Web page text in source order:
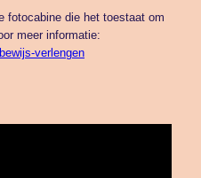
fotocabine die het toestaat om
meer informatie:
verlengen